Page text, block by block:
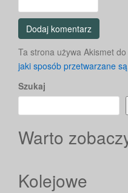
Ta strona używa Akismet
jaki sposób przetwarzane
Szukaj
Warto
Kolejowe